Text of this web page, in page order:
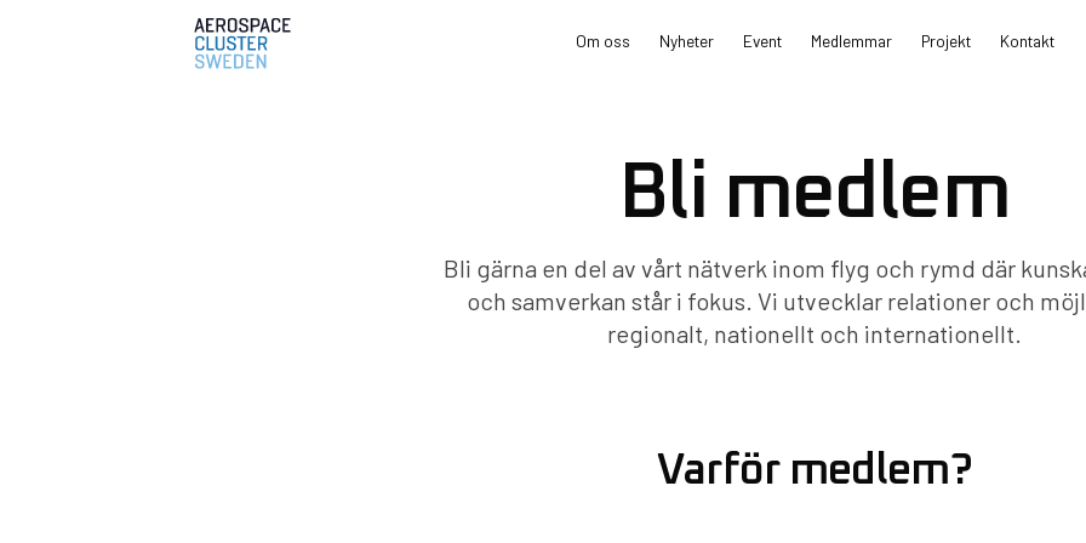
Om oss Nyheter Event Medlemmar Projekt Kontakt
Bli medlem
Bli gärna en del av vårt nätverk inom flyg och rymd där
och samverkan står i fokus. Vi utvecklar relationer och
regionalt, nationellt och internationellt.
Varför medlem?